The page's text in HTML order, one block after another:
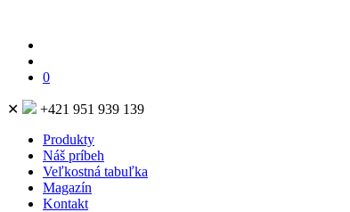
0
✕
+421 951 939 139
Produkty
Náš príbeh
Veľkostná tabuľka
Magazín
Kontakt